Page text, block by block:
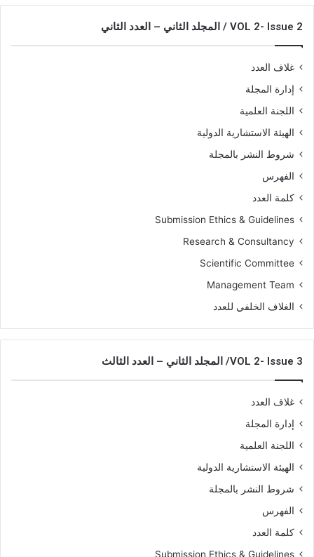
VOL 2- Issue 2 / المجلد الثاني – العدد الثاني
غلاف العدد
إدارة المجلة
اللجنة العلمية
الهيئة الاستشارية الدولية
شروط النشر بالمجلة
الفهرس
كلمة العدد
Submission Ethics & Guidelines
Research & Consultancy
Scientific Committee
Management Team
الغلاف الخلفي للعدد
VOL 2- Issue 3/ المجلد الثاني – العدد الثالث
غلاف العدد
إدارة المجلة
اللجنة العلمية
الهيئة الاستشارية الدولية
شروط النشر بالمجلة
الفهرس
كلمة العدد
Submission Ethics & Guidelines